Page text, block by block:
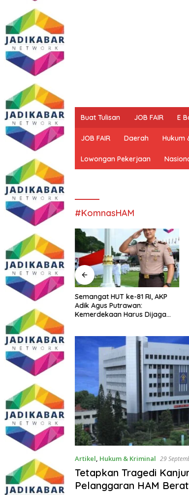
Buat Tulisan JOB FAIR E
JOB FAIR Daerah Hukum
Lowongan Pekerjaan
#KomnasHAM
17 Kasus, Polres
Tower
Semangat HUT ke-81 RI, AKP
Adik Agus Putrawan:
Kemerdekaan Harus Dijaga
Artikel, Hukum & Kriminal 29
Tetapkan Tragedi
Pelanggaran HAM Berat